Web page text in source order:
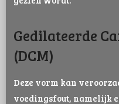
Gedilateerde
(DCM)
Deze vorm kan
voedingsfout, namelijk